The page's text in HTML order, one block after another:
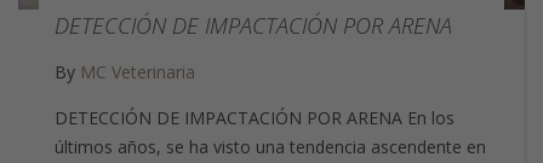
DETECCIÓN DE IMPACTACIÓN POR ARENA
By MC Veterinaria
DETECCIÓN DE IMPACTACIÓN POR ARENA En los
últimos años, se ha visto una tendencia ascendente en